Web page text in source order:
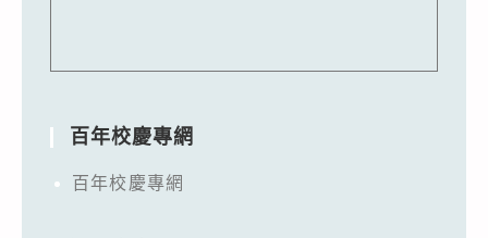
百年校慶專網
百年校慶專網